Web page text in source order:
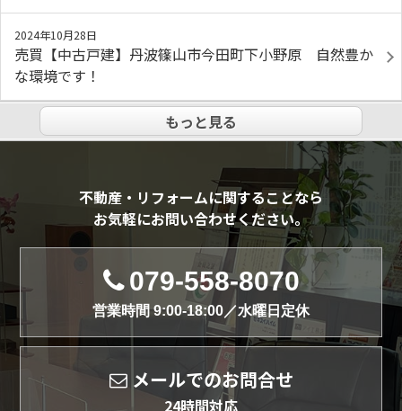
2024年10月28日
売買【中古戸建】丹波篠山市今田町下小野原 自然豊か
な環境です！
もっと見る
不動産・リフォームに関することなら
お気軽にお問い合わせください。
079-558-8070
営業時間 9:00-18:00／水曜日定休
メールでのお問合せ
24時間対応